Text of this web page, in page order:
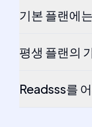
기본 플랜에
평생 플랜의
Readsss를